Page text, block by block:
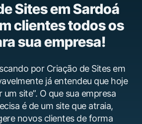
Sites em Sardoá
clientes todos os
sua empresa!
por Criação de Sites em
já entendeu que hoje
um site”. O que sua empresa
é de um site que atraia,
novos clientes de forma